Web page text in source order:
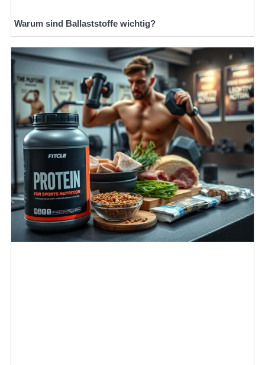
Warum sind Ballaststoffe wichtig?